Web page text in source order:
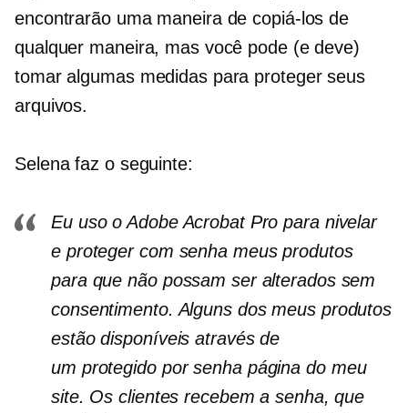
encontrarão uma maneira de copiá-los de
qualquer maneira, mas você pode (e deve)
tomar algumas medidas para proteger seus
arquivos.
Selena faz o seguinte:
Eu uso o Adobe Acrobat Pro para nivelar
e proteger com senha meus produtos
para que não possam ser alterados sem
consentimento. Alguns dos meus produtos
estão disponíveis através de
um protegido por senhapágina do meu
site. Os clientes recebem a senha, que